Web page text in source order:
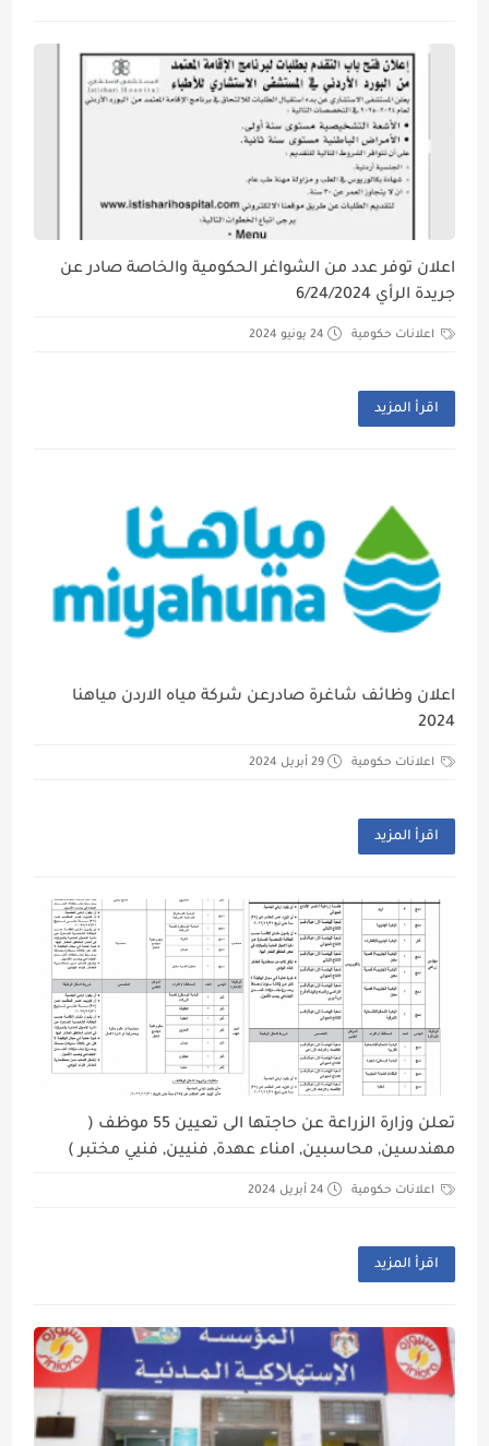
اعلان توفر عدد من الشواغر الحكومية والخاصة صادر عن
جريدة الرأي 6/24/2024
اعلانات حكومية 24 يونيو 2024
اقرأ المزيد
اعلان وظائف شاغرة صادرعن شركة مياه الاردن مياهنا
2024
اعلانات حكومية 29 أبريل 2024
اقرأ المزيد
تعلن وزارة الزراعة عن حاجتها الى تعيين 55 موظف (
مهندسين, محاسبين, امناء عهدة, فنيين, فنيي مختبر )
اعلانات حكومية 24 أبريل 2024
اقرأ المزيد